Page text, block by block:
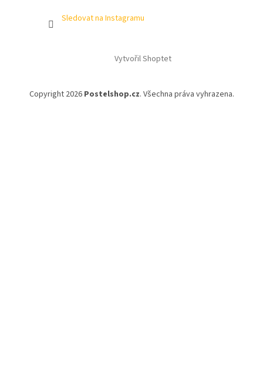
Sledovat na Instagramu
Vytvořil Shoptet
Copyright 2026 Postelshop.cz. Všechna práva vyhrazena.